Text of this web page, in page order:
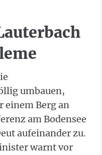
umbauen,
einem Berg an
am Bodensee
aufeinander zu.
warnt vor